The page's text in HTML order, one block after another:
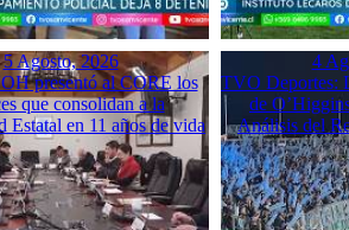
5 Agosto, 2026
presentó al CORE los
que consolidan a la
Estatal en 11 años de vida
4
TVO Deportes:
de
Análisis del